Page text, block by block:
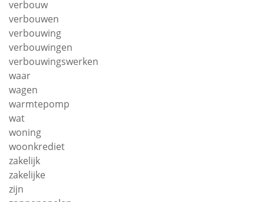
verbouw
verbouwen
verbouwing
verbouwingen
verbouwingswerken
waar
wagen
warmtepomp
wat
woning
woonkrediet
zakelijk
zakelijke
zijn